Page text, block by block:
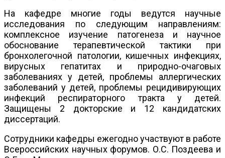
На кафедре многие годы ведутся научные
исследования по следующим направлениям:
комплексное изучение патогенеза и научное
обоснование терапевтической тактики при
бронхолегочной патологии, кишечных инфекциях,
вирусных гепатитах и природно-очаговых
заболеваниях у детей, проблемы аллергических
заболеваний у детей, проблемы рецидивирующих
инфекций респираторного тракта у детей.
Защищены 2 докторские и 12 кандидатских
диссертаций.
Сотрудники кафедры ежегодно участвуют в работе
Всероссийских научных форумов. О.С. Поздеева и